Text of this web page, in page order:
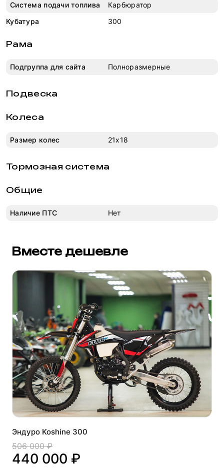
Система подачи топлива
Карбюратор
Кубатура
300
Рама
Подгруппа для сайта Полноразмерные
Подвеска
Колеса
Размер колес 21x18
Тормозная система
Общие
Наличие ПТС Нет
Вместе дешевле
Эндуро Koshine 300
506 000 ₽
440 000 ₽